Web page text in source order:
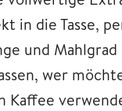
in die Tasse,
und Mahlgrad
wer
Kaffee